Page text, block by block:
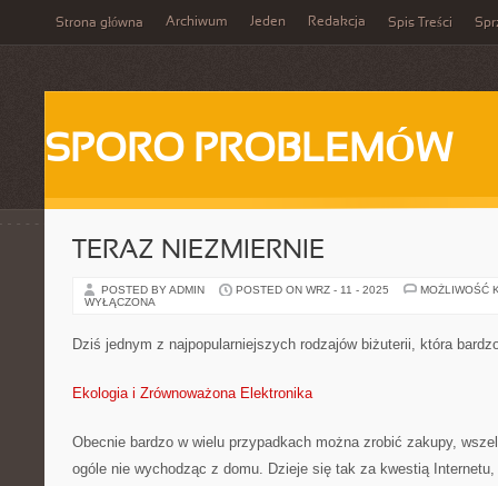
Strona główna Archiwum Jeden Redakcja Spis Treści
SPORO PROBLEMÓW
TERAZ NIEZMIERNIE
POSTED BY ADMIN POSTED ON WRZ - 11 - 2025
MOŻLIWOŚĆ
WYŁĄCZONA
Dziś jednym z najpopularniejszych rodzajów biżuterii, która
Ekologia i Zrównoważona Elektronika
Obecnie bardzo w wielu przypadkach można zrobić zakupy,
ogóle nie wychodząc z domu. Dzieje się tak za kwestią